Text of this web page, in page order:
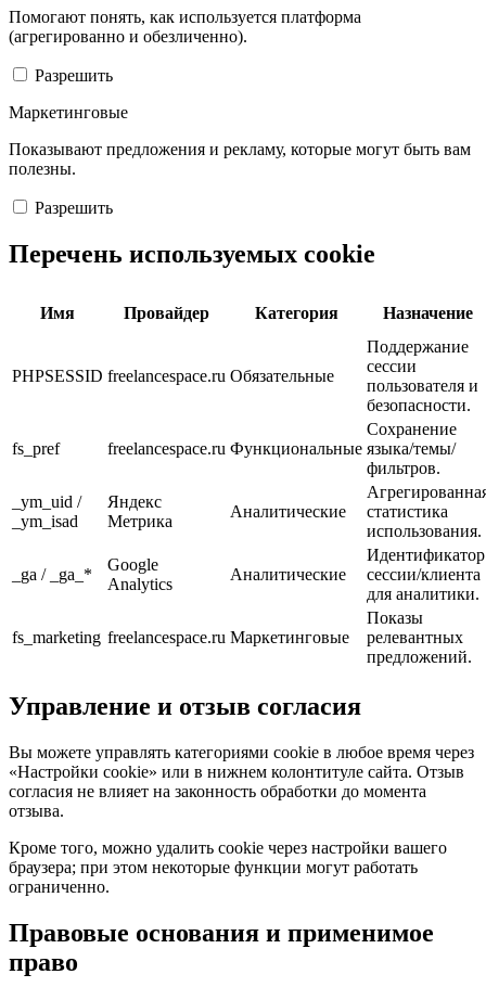
Помогают понять, как используется платформа
(агрегированно и обезличенно).
Разрешить
Маркетинговые
Показывают предложения и рекламу, которые могут быть вам
полезны.
Разрешить
Перечень используемых cookie
Имя Провайдер Категория Назначение
PHPSESSID freelancespace.ru Обязательные
Поддержание
сессии
пользователя и
безопасности.
fs_pref freelancespace.ru Функциональные
Сохранение
языка/темы/
фильтров.
_ym_uid /
_ym_isad
Яндекс
Метрика
Аналитические
статистика
использования.
_ga / _ga_*
Google
Analytics
Аналитические
Идентификатор
сессии/клиента
для аналитики.
fs_marketing freelancespace.ru Маркетинговые
Показы
релевантных
предложений.
Управление и отзыв согласия
Вы можете управлять категориями cookie в любое время через
«Настройки cookie» или в нижнем колонтитуле сайта. Отзыв
согласия не влияет на законность обработки до момента
отзыва.
Кроме того, можно удалить cookie через настройки вашего
браузера; при этом некоторые функции могут работать
ограниченно.
Правовые основания и применимое
право